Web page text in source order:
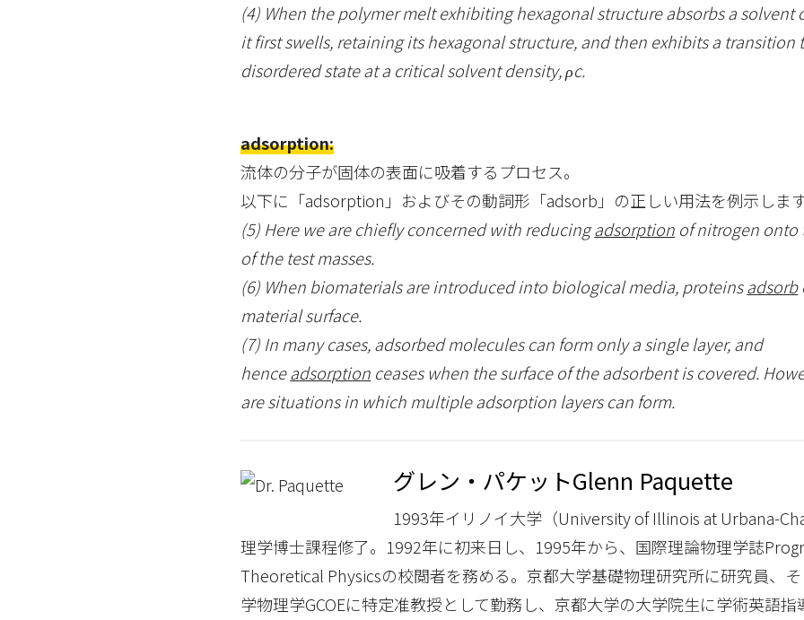
(4) When the polymer melt exhibiting hexagonal structure absorbs a solvent
it first swells, retaining its hexagonal structure, and then exhibits a transition
disordered state at a critical solvent density, ρc.
adsorption:
流体の分子が固体の表面に吸着するプロセス。
以下に「adsorption」およびその動詞形「adsorb」の正しい用法を例示します
(5) Here we are chiefly concerned with reducingadsorption of nitrogen onto
of the test masses.
(6) When biomaterials are introduced into biological media, proteinsadsorb
material surface.
(7) In many cases, adsorbed molecules can form only a single layer, and
henceadsorption ceases when the surface of the adsorbent is covered.
are situations in which multiple adsorption layers can form.
グレン・パケットGlenn Paquette
1993年イリノイ大学（University of Illinois at Urbana-
理学博士課程修了。1992年に初来日し、1995年から、国際理論物理学誌
Theoretical Physicsの校閲者を務める。京都大学基礎物理研究所に研究員、
学物理学GCOEに特定准教授として勤務し、京都大学の大学院生に学術英語指